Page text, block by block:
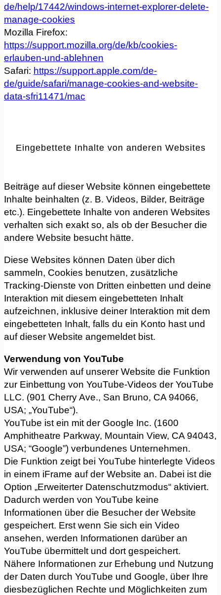
de/help/17442/windows-internet-explorer-delete-
manage-cookies
Mozilla Firefox:
https://support.mozilla.org/de/kb/cookies-
erlauben-und-ablehnen
Safari: https://support.apple.com/de-
de/guide/safari/manage-cookies-and-website-
data-sfri11471/mac
Eingebettete Inhalte von anderen Websites
Beiträge auf dieser Website können eingebettete
Inhalte beinhalten (z. B. Videos, Bilder, Beiträge
etc.). Eingebettete Inhalte von anderen Websites
verhalten sich exakt so, als ob der Besucher die
andere Website besucht hätte.
Diese Websites können Daten über dich
sammeln, Cookies benutzen, zusätzliche
Tracking-Dienste von Dritten einbetten und deine
Interaktion mit diesem eingebetteten Inhalt
aufzeichnen, inklusive deiner Interaktion mit dem
eingebetteten Inhalt, falls du ein Konto hast und
auf dieser Website angemeldet bist.
Verwendung von YouTube
Wir verwenden auf unserer Website die Funktion
zur Einbettung von YouTube-Videos der YouTube
LLC. (901 Cherry Ave., San Bruno, CA 94066,
USA; „YouTube“).
YouTube ist ein mit der Google Inc. (1600
Amphitheatre Parkway, Mountain View, CA 94043,
USA; “Google”) verbundenes Unternehmen.
Die Funktion zeigt bei YouTube hinterlegte Videos
in einem iFrame auf der Website an. Dabei ist die
Option „Erweiterter Datenschutzmodus“ aktiviert.
Dadurch werden von YouTube keine
Informationen über die Besucher der Website
gespeichert. Erst wenn Sie sich ein Video
ansehen, werden Informationen darüber an
YouTube übermittelt und dort gespeichert.
Nähere Informationen zur Erhebung und Nutzung
der Daten durch YouTube und Google, über Ihre
diesbezüglichen Rechte und Möglichkeiten zum